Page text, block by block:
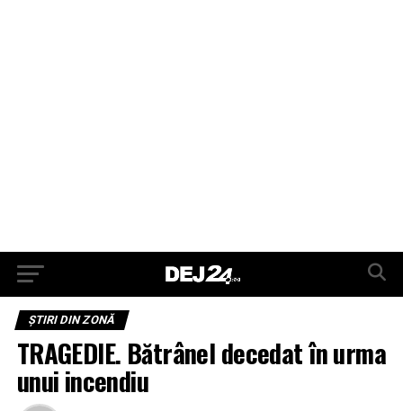
ŞTIRI DIN ZONĂ
TRAGEDIE. Bătrânel decedat în urma
unui incendiu